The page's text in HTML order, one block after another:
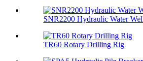
SNR2200 Hydraulic Water
TR60 Rotary Drilling Rig